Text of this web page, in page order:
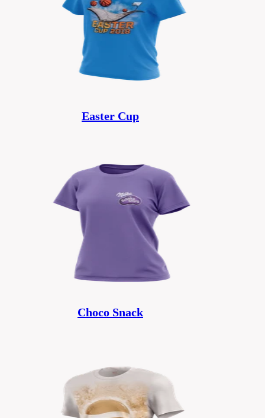
Easter Cup
Choco Snack